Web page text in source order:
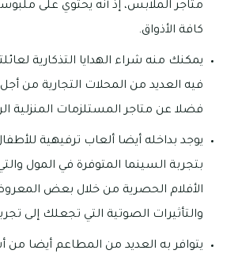
متاجر الملابس، إذ أنه يحتوي على
كافة الأذواق.
يمكنك منه شراء الهدايا التذكارية
فيه العديد من المحلات التجارية من
فضلا عن متاجر المستلزمات المنزلية
يوجد بداخله أيضا ألعاب ترفيهية
بتجربة السينما المتوفرة في المول
الأفلام الحصرية من خلال بعض
والتأثيرات الصوتية التي تجعلك إلى
يتوافر به العديد من المطاعم أيضا